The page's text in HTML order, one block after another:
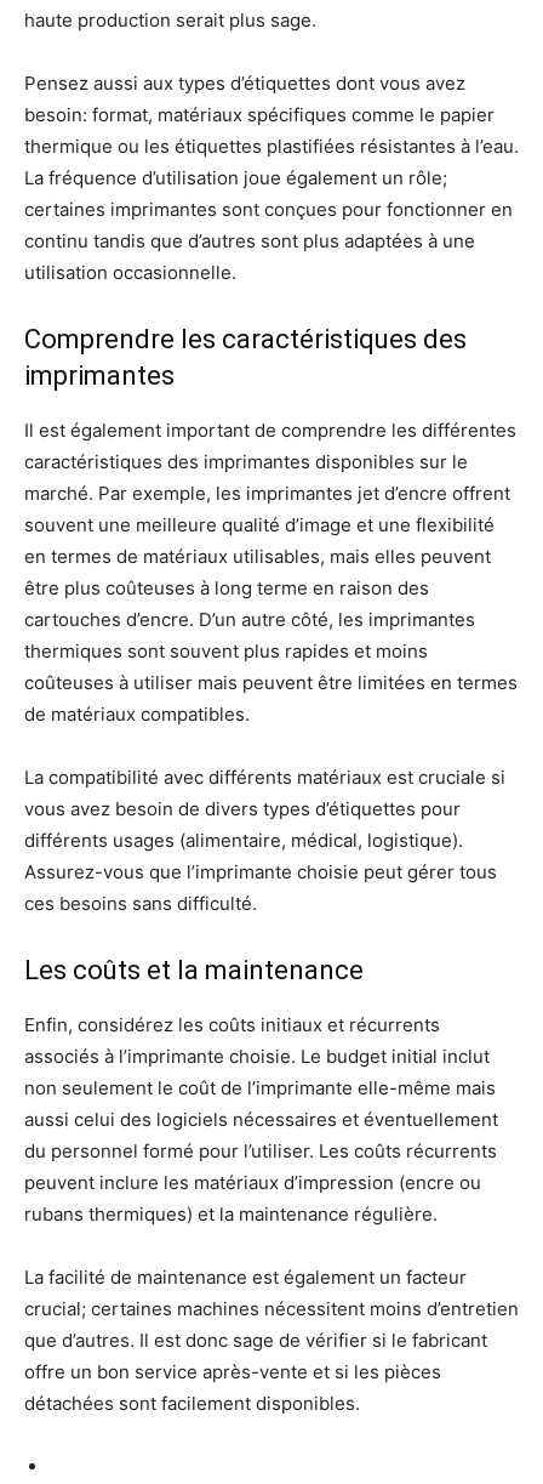
haute production serait plus sage.
Pensez aussi aux types d’étiquettes dont vous avez
besoin: format, matériaux spécifiques comme le papier
thermique ou les étiquettes plastifiées résistantes à l’eau.
La fréquence d’utilisation joue également un rôle;
certaines imprimantes sont conçues pour fonctionner en
continu tandis que d’autres sont plus adaptées à une
utilisation occasionnelle.
Comprendre les caractéristiques des
imprimantes
Il est également important de comprendre les différentes
caractéristiques des imprimantes disponibles sur le
marché. Par exemple, les imprimantes jet d’encre offrent
souvent une meilleure qualité d’image et une flexibilité
en termes de matériaux utilisables, mais elles peuvent
être plus coûteuses à long terme en raison des
cartouches d’encre. D’un autre côté, les imprimantes
thermiques sont souvent plus rapides et moins
coûteuses à utiliser mais peuvent être limitées en termes
de matériaux compatibles.
La compatibilité avec différents matériaux est cruciale si
vous avez besoin de divers types d’étiquettes pour
différents usages (alimentaire, médical, logistique).
Assurez-vous que l’imprimante choisie peut gérer tous
ces besoins sans difficulté.
Les coûts et la maintenance
Enfin, considérez les coûts initiaux et récurrents
associés à l’imprimante choisie. Le budget initial inclut
non seulement le coût de l’imprimante elle-même mais
aussi celui des logiciels nécessaires et éventuellement
du personnel formé pour l’utiliser. Les coûts récurrents
peuvent inclure les matériaux d’impression (encre ou
rubans thermiques) et la maintenance régulière.
La facilité de maintenance est également un facteur
crucial; certaines machines nécessitent moins d’entretien
que d’autres. Il est donc sage de vérifier si le fabricant
offre un bon service après-vente et si les pièces
détachées sont facilement disponibles.